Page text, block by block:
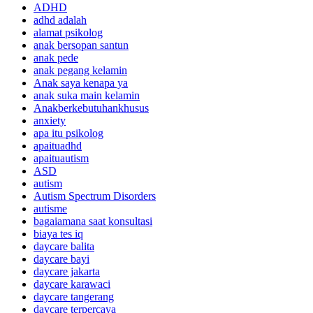
ADHD
adhd adalah
alamat psikolog
anak bersopan santun
anak pede
anak pegang kelamin
Anak saya kenapa ya
anak suka main kelamin
Anakberkebutuhankhusus
anxiety
apa itu psikolog
apaituadhd
apaituautism
ASD
autism
Autism Spectrum Disorders
autisme
bagaiamana saat konsultasi
biaya tes iq
daycare balita
daycare bayi
daycare jakarta
daycare karawaci
daycare tangerang
daycare terpercaya